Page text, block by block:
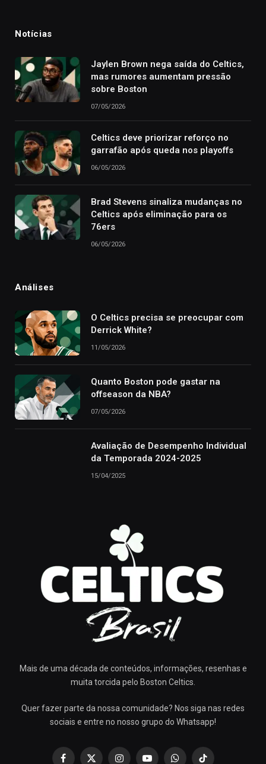
Notícias
Jaylen Brown nega saída do Celtics,
mas rumores aumentam pressão
sobre Boston
07/05/2026
Celtics deve priorizar reforço no
garrafão após queda nos playoffs
06/05/2026
Brad Stevens sinaliza mudanças no
Celtics após eliminação para os
76ers
06/05/2026
Análises
O Celtics precisa se preocupar com
Derrick White?
11/05/2026
Quanto Boston pode gastar na
offseason da NBA?
07/05/2026
Avaliação de Desempenho Individual
da Temporada 2024-2025
15/04/2025
Mais de uma década de conteúdos, informações, resenhas e
muita torcida pelo Boston Celtics.
Quer fazer parte da nossa comunidade? Nos siga nas redes
sociais e entre no nosso grupo do Whatsapp!